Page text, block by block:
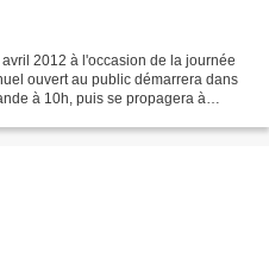
2012 à l'occasion de la journée
ouvert au public démarrera dans
à 10h, puis se propagera à